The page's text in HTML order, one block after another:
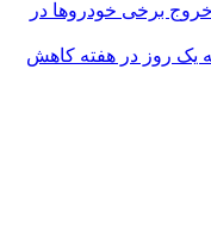
برخی خودروها در
یک روز در هفته کاهش